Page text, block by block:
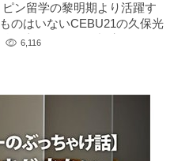
ン留学の黎明期より活躍す
のはいないCEBU21の久保光
の切り口が鋭い視点でフィ
6,116